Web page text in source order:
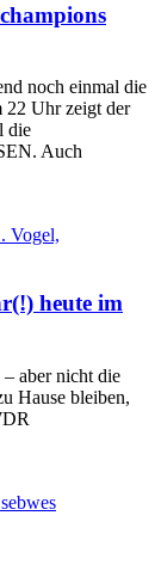
noch einmal die
22 Uhr zeigt der
die
Auch
heute im
aber nicht die
Hause bleiben,